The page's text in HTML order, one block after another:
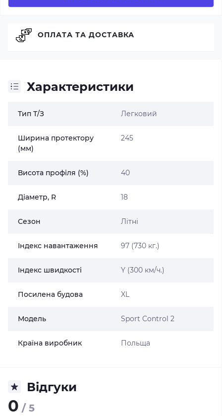
Характеристики
Тип Т/З Легковий
Ширина протектору
(мм)
245
Висота профіля (%) 40
Діаметр, R 18
Сезон Літні
Індекс навантаження 97 (730 кг.)
Індекс швидкості Y (300 км/ч.)
Посилена будова XL
Модель Sport Control 2
Країна виробник Польща
Відгуки
0 / 5
ОПЛАТА ТА ДОСТАВКА